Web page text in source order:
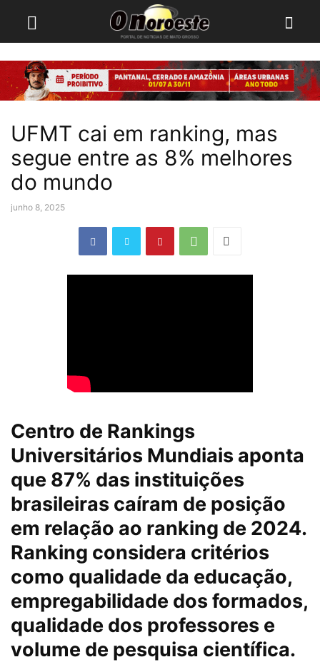
UFMT cai em ranking, mas
segue entre as 8% melhores
do mundo
junho 8, 2025
Centro de Rankings
Universitários Mundiais aponta
que 87% das instituições
brasileiras caíram de posição
em relação ao ranking de 2024.
Ranking considera critérios
como qualidade da educação,
empregabilidade dos formados,
qualidade dos professores e
volume de pesquisa científica.